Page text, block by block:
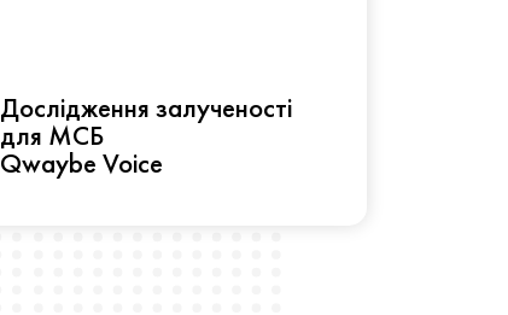
Дослідження залученості
для МСБ
Qwaybe Voice